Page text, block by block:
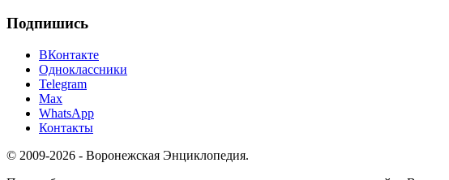
Подпишись
ВКонтакте
Одноклассники
Telegram
Max
WhatsApp
Контакты
© 2009-2026 - Воронежская Энциклопедия.